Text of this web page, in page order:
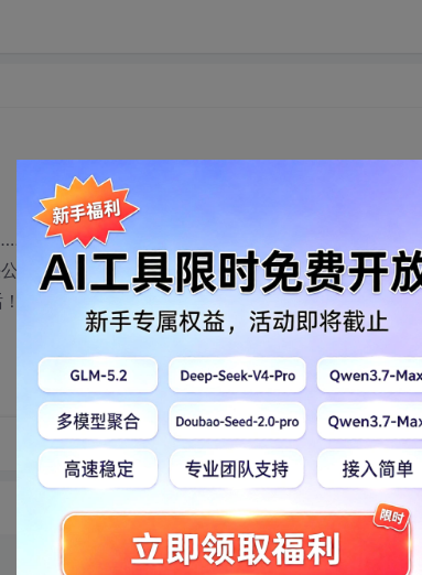
是不是还在为每月那点固定工资犯愁？microsoft、
司的需要，也能满足自己的需要，朋友，来吧，欢
morngust@126.com
转发到动态 举报
切